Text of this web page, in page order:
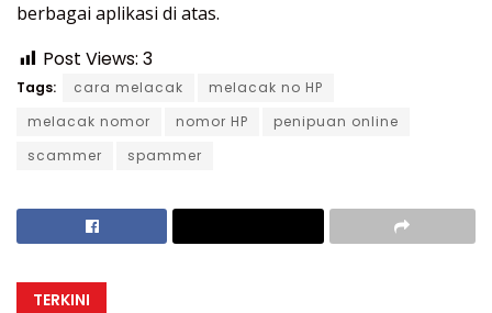
berbagai aplikasi di atas.
Post Views: 3
Tags: cara melacak
melacak no HP
melacak nomor
nomor HP
penipuan online
scammer
spammer
TERKINI